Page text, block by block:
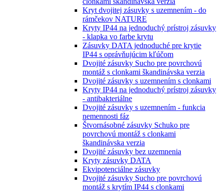
Kryt dvojitej zásuvky s uzemnením - do
rámčekov NATURE
Kryty IP44 na jednoduchý prístroj zásuvky
- klapka vo farbe krytu
Zásuvky DATA jednoduché pre krytie
IP44 s oprávňujúcim kľúčom
Dvojité zásuvky Sucho pre povrchovú
montáž s clonkami škandinávska verzia
Dvojité zásuvky s uzemnením s clonkami
Kryty IP44 na jednoduchý prístroj zásuvky
- antibakteriálne
Dvojité zásuvky s uzemnením - funkcia
nemennosti fáz
Štvornásobné zásuvky Schuko pre
povrchovú montáž s clonkami
škandinávska verzia
Dvojité zásuvky bez uzemnenia
Kryty zásuvky DATA
Ekvipotenciálne zásuvky
Dvojité zásuvky Sucho pre povrchovú
montáž s krytím IP44 s clonkami